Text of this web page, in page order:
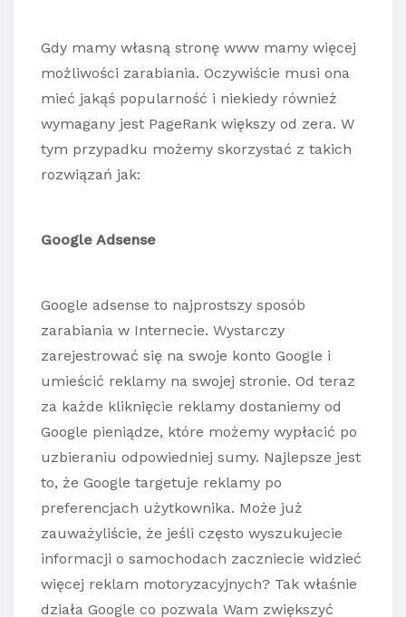
Gdy mamy własną stronę www mamy więcej
możliwości zarabiania. Oczywiście musi ona
mieć jakąś popularność i niekiedy również
wymagany jest PageRank większy od zera. W
tym przypadku możemy skorzystać z takich
rozwiązań jak:
Google Adsense
Google adsense to najprostszy sposób
zarabiania w Internecie. Wystarczy
zarejestrować się na swoje konto Google i
umieścić reklamy na swojej stronie. Od teraz
za każde kliknięcie reklamy dostaniemy od
Google pieniądze, które możemy wypłacić po
uzbieraniu odpowiedniej sumy. Najlepsze jest
to, że Google targetuje reklamy po
preferencjach użytkownika. Może już
zauważyliście, że jeśli często wyszukujecie
informacji o samochodach zaczniecie widzieć
więcej reklam motoryzacyjnych? Tak właśnie
działa Google co pozwala Wam zwiększyć